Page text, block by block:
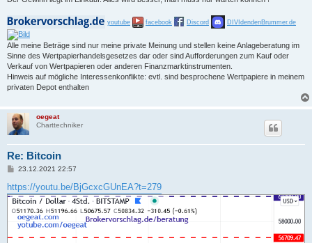
youtube facebook Discord DIVIdendenBrummer.de
Alle meine Beträge sind nur meine private Meinung und stellen keine Anlageberatung im
Sinne des Wertpapierhandelsgesetzes dar oder sind Aufforderungen zum Kauf oder
Verkauf von Wertpapieren oder anderen Finanzmarktinstrumenten.
Hinweis auf mögliche Interessenkonflikte: evtl. sind besprochene Wertpapiere in meinem
privaten Depot enthalten
oegeat
Charttechniker
Re: Bitcoin
B
i
t
r
a
g
23.12.2021 22:57
https://youtu.be/BjGcxcGUnEA?t=279